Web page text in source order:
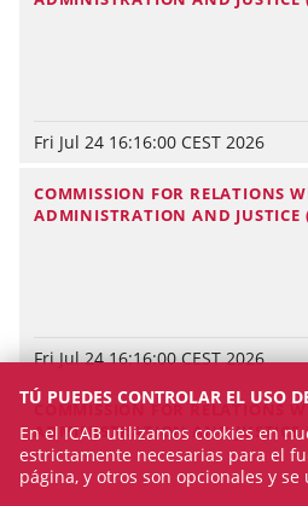
Fri Jul 24 16:16:00 CEST 2026
COMMISSION FOR RELATIONS
ADMINISTRATION AND JUSTICE
Fri Jul 24 16:16:00 CEST 2026
COMMISSION FOR RELATIONS
ADMINISTRATION AND JUSTICE
TÚ PUEDES CONTROLAR EL USO
En el ICAB utilizamos cookies en
estrictamente necesarias para el
página, y otros son opcionales y